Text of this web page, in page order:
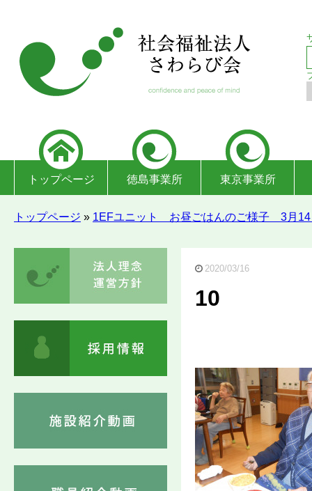
トップページ 徳島事業所 東京事業所
トップページ » 1EFユニット お昼ごはんのご様子 3月14
2020/03/16
10